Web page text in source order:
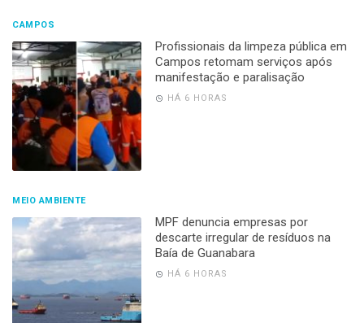
CAMPOS
Profissionais da limpeza pública em
Campos retomam serviços após
manifestação e paralisação
HÁ 6 HORAS
MEIO AMBIENTE
MPF denuncia empresas por
descarte irregular de resíduos na
Baía de Guanabara
HÁ 6 HORAS